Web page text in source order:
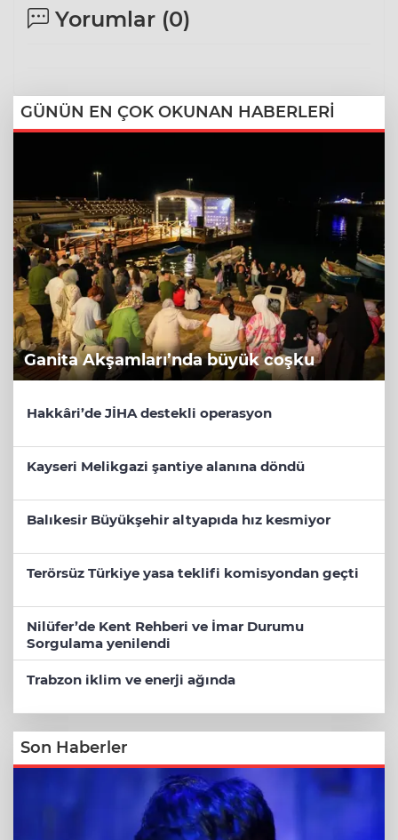
Yorumlar (0)
GÜNÜN EN ÇOK OKUNAN HABERLERİ
Ganita Akşamları’nda büyük coşku
Hakkâri’de JİHA destekli operasyon
Kayseri Melikgazi şantiye alanına döndü
Balıkesir Büyükşehir altyapıda hız kesmiyor
Terörsüz Türkiye yasa teklifi komisyondan geçti
Nilüfer’de Kent Rehberi ve İmar Durumu
Sorgulama yenilendi
Trabzon iklim ve enerji ağında
Son Haberler